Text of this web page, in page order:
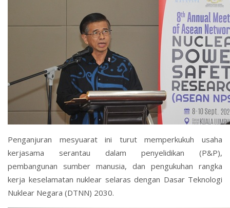
Penganjuran mesyuarat ini turut memperkukuh usaha
kerjasama serantau dalam penyelidikan (P&P),
pembangunan sumber manusia, dan pengukuhan rangka
kerja keselamatan nuklear selaras dengan Dasar Teknologi
Nuklear Negara (DTNN) 2030.